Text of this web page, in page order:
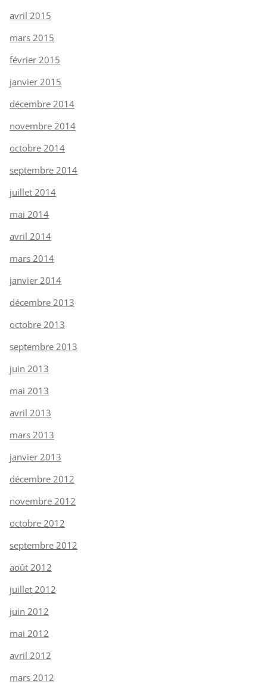
avril 2015
mars 2015
février 2015
janvier 2015
décembre 2014
novembre 2014
octobre 2014
septembre 2014
juillet 2014
mai 2014
avril 2014
mars 2014
janvier 2014
décembre 2013
octobre 2013
septembre 2013
juin 2013
mai 2013
avril 2013
mars 2013
janvier 2013
décembre 2012
novembre 2012
octobre 2012
septembre 2012
août 2012
juillet 2012
juin 2012
mai 2012
avril 2012
mars 2012